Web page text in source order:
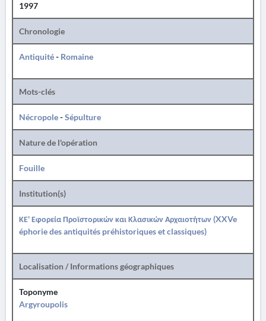
1997
Chronologie
Antiquité- Romaine
Mots-clés
Nécropole-Sépulture
Nature de l'opération
Fouille
Institution(s)
ΚΕ' Εφορεία Προϊστορικών και Κλασικών Αρχαιοτήτων (XXVe
éphorie des antiquités préhistoriques et classiques)
Localisation / Informations géographiques
Toponyme
Argyroupolis